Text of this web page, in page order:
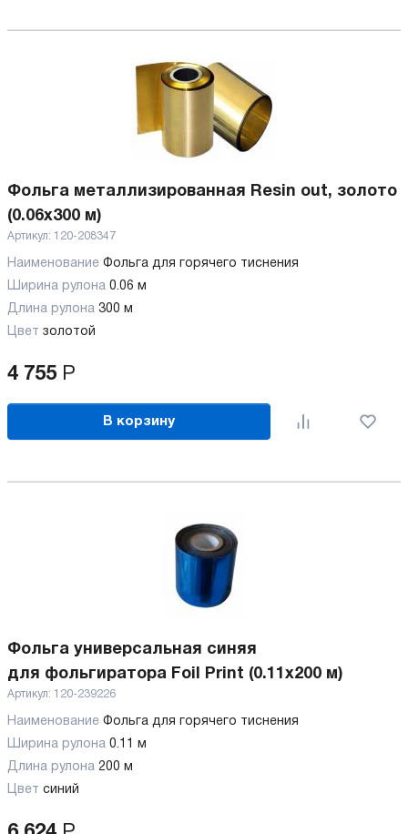
Фольга металлизированная Resin out, золото
(0.06x300 м)
Артикул: 120-208347
Наименование Фольга для горячего тиснения
Ширина рулона 0.06 м
Длина рулона 300 м
Цвет золотой
4 755 Р
В корзину
Фольга универсальная синяя
для фольгиратора Foil Print (0.11x200 м)
Артикул: 120-239226
Наименование Фольга для горячего тиснения
Ширина рулона 0.11 м
Длина рулона 200 м
Цвет синий